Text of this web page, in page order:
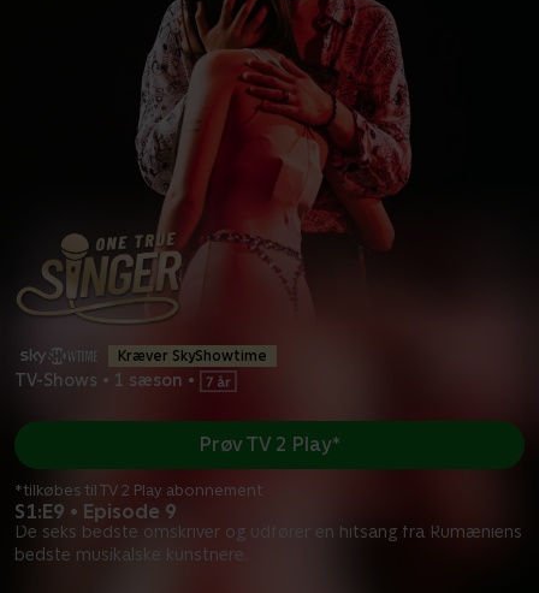
Kræver SkyShowtime
TV-Shows • 1 sæson •
S1:E9 • Episode 9
De seks bedste omskriver og udfører en hitsang fra Rumæniens
bedste musikalske kunstnere.
Prøv TV 2 Play*
*tilkøbes til TV 2 Play abonnement